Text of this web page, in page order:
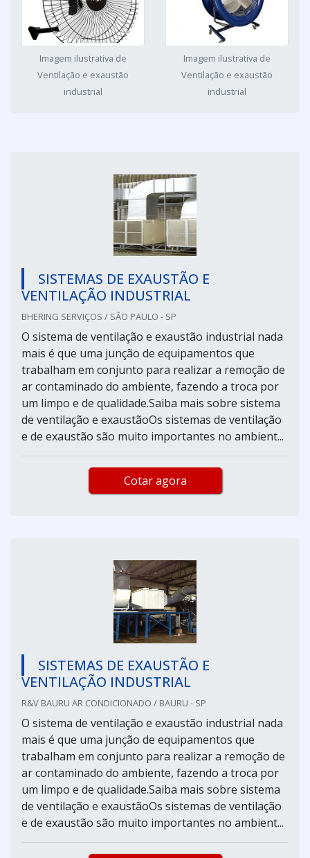
Imagem ilustrativa de
Ventilação e exaustão
industrial
Imagem ilustrativa de
Ventilação e exaustão
industrial
SISTEMAS DE EXAUSTÃO E
VENTILAÇÃO INDUSTRIAL
BHERING SERVIÇOS / SÃO PAULO - SP
O sistema de ventilação e exaustão industrial nada
mais é que uma junção de equipamentos que
trabalham em conjunto para realizar a remoção de
ar contaminado do ambiente, fazendo a troca por
um limpo e de qualidade.Saiba mais sobre sistema
de ventilação e exaustãoOs sistemas de ventilação
e de exaustão são muito importantes no ambient...
Cotar agora
SISTEMAS DE EXAUSTÃO E
VENTILAÇÃO INDUSTRIAL
R&V BAURU AR CONDICIONADO / BAURU - SP
O sistema de ventilação e exaustão industrial nada
mais é que uma junção de equipamentos que
trabalham em conjunto para realizar a remoção de
ar contaminado do ambiente, fazendo a troca por
um limpo e de qualidade.Saiba mais sobre sistema
de ventilação e exaustãoOs sistemas de ventilação
e de exaustão são muito importantes no ambient...